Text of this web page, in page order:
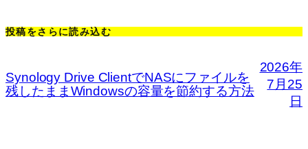
投稿をさらに読み込む
Synology Drive ClientでNASにファイルを
残したままWindowsの容量を節約する方法
2026年
7月25
日